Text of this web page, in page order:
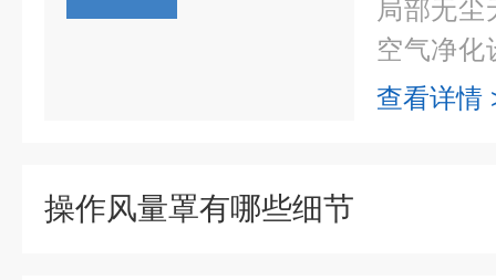
局部无尘
空气净化
生、生物
查看详情
操作风量罩有哪些细节